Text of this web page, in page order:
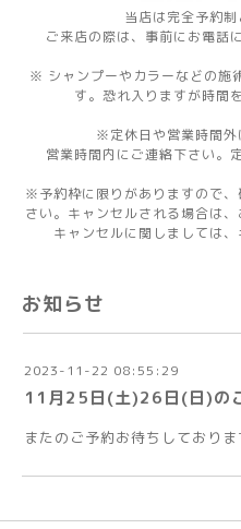
当店は完全予約制
ご来店の際は、事前にお電話
※ シャンプーやカラーなどの施
す。恐れ入りますが時間
※定休日や営業時間外
営業時間内にご連絡下さい。
※予約枠に限りがありますので
さい。キャンセルされる場合は
キャンセルに関しましては
お知らせ
2023-11-22 08:55:29
11月25日(土)26日(日)の
またのご予約お待ちしておりま